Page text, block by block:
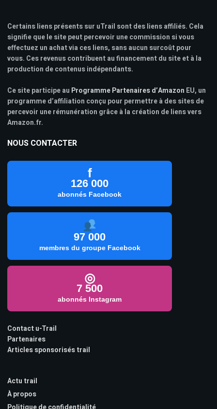
Certains liens présents sur uTrail sont des liens affiliés. Cela
signifie que le site peut percevoir une commission si vous
effectuez un achat via ces liens, sans aucun surcoût pour
vous. Ces revenus contribuent au financement du site et à la
production de contenus indépendants.
Ce site participe au Programme Partenaires d’Amazon EU, un
programme d’affiliation conçu pour permettre à des sites de
percevoir une rémunération grâce à la création de liens vers
Amazon.fr.
NOUS CONTACTER
f
126 000
abonnés Facebook
97 000
membres du groupe Facebook
◎
7 500
abonnés Instagram
Contact u-Trail
Partenaires
Articles sponsorisés trail
Actu trail
À propos